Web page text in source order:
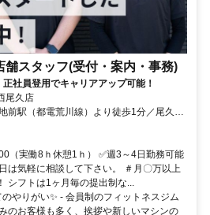
舗スタッフ(受付・案内・事務)
社員登用でキャリアアップ可能！
尾久店
前駅（都電荒川線）より徒歩1分／尾久駅
徒歩8分
（実働8ｈ休憩1ｈ） ✅週3～4日勤務可能
は気軽に相談して下さい。 ＃月〇万以上
シフトは1ヶ月毎の提出制な...
やりがい✨ - 会員制のフィットネスジム
のお客様も多く、挨拶や新しいマシンの